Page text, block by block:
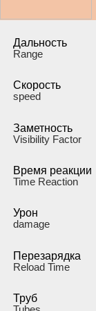
Дальность
Range
Скорость
speed
Заметность
Visibility Factor
Время реакции
Time Reaction
Урон
damage
Перезарядка
Reload Time
Труб